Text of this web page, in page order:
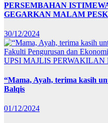
PERSEMBAHAN
GEGARKAN MALAM
30/12/2024
Fakulti Pengurusan dan Ekonomi
UPSI MAJLIS PERWAKILAN
“Mama, Ayah, terima kasih
Balqis
01/12/2024